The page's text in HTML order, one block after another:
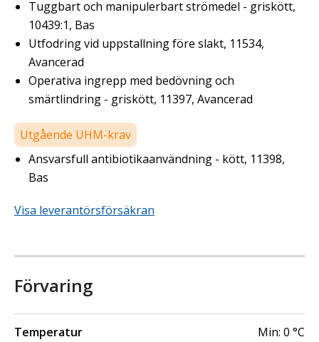
Tuggbart och manipulerbart strömedel - griskött,
10439:1, Bas
Utfodring vid uppstallning före slakt, 11534,
Avancerad
Operativa ingrepp med bedövning och
smärtlindring - griskött, 11397, Avancerad
Utgående UHM-krav
Ansvarsfull antibiotikaanvändning - kött, 11398,
Bas
Visa leverantörsförsäkran
Förvaring
Temperatur
Min: 0 °C